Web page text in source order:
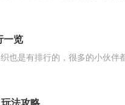
一览
也是有排行的，很多的小伙伴
法攻略